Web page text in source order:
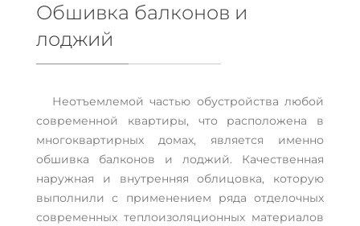
Обшивка балконов и
лоджий
Неотъемлемой частью обустройства любой
современной квартиры, что расположена в
многоквартирных домах, является именно
обшивка балконов и лоджий. Качественная
наружная и внутренняя облицовка, которую
выполнили с применением ряда отделочных
современных теплоизоляционных материалов